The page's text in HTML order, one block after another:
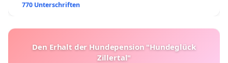
770 Unterschriften
Den Erhalt der Hundepension "Hundeglück
Zillertal"